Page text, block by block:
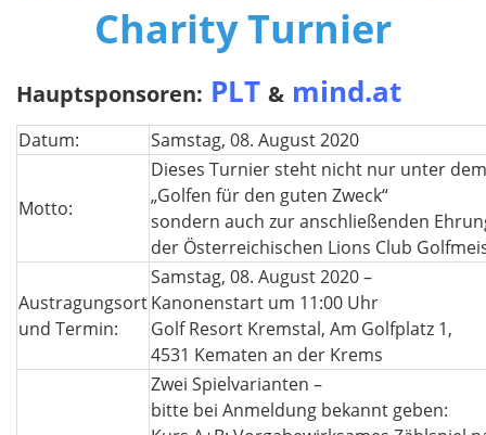
Charity Turnier
Hauptsponsoren: PLT & mind.at
Datum: Samstag, 08. August 2020
Motto:
Dieses Turnier steht nicht nur unter
„Golfen für den guten Zweck“
sondern auch zur anschließenden
der Österreichischen Lions Club
Austragungsort
und Termin:
Samstag, 08. August 2020 –
Kanonenstart um 11:00 Uhr
Golf Resort Kremstal, Am Golfplatz 1,
4531 Kematen an der Krems
Zwei Spielvarianten –
bitte bei Anmeldung bekannt geben: